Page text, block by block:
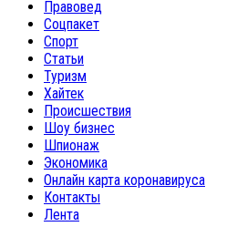
Правовед
Соцпакет
Спорт
Статьи
Туризм
Хайтек
Происшествия
Шоу бизнес
Шпионаж
Экономика
Онлайн карта коронавируса
Контакты
Лента